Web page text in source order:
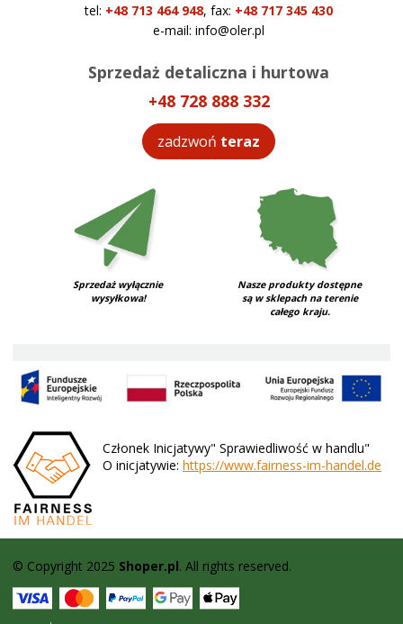
tel: +48 713 464 948, fax: +48 717 345 430
e-mail: info@oler.pl
Sprzedaż detaliczna i hurtowa
+48 728 888 332
zadzwoń teraz
Sprzedaż wyłącznie
wysyłkowa!
Nasze produkty dostępne
są w sklepach na terenie
całego kraju.
Członek Inicjatywy" Sprawiedliwość w handlu"
O inicjatywie: https://www.fairness-im-handel.de
© Copyright 2025 Shoper.pl. All rights reserved.